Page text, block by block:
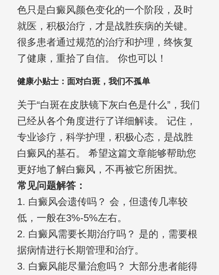
色只是白癜风颜色变化的一个阶段，及时
就医，积极治疗，才是战胜疾病的关键。
很多患者通过规范的治疗和护理，终恢复
了健康，重拾了自信。 你也可以！
健康小贴士：面对白斑，我们不孤单
关于“白斑在皮肤镜下灰白色是什么”，我们
已经从各个角度进行了详细解读。 记住，
专业诊疗，科学护理，积极心态，是战胜
白癜风的基石。 希望这篇文章能够帮助您
更好地了解白癜风，不再被它所困扰。
常见问题解答：
1. 白癜风会遗传吗？ 会，但遗传几率较
低，一般在3%-5%左右。
2. 白癜风需要长期治疗吗？ 是的，需要根
据病情进行长期管理和治疗。
3. 白癜风能尽量治愈吗？ 大部分患者能得